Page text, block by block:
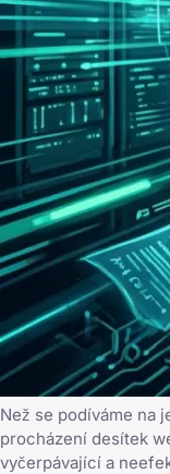
Než se podíváme na
procházení desítek
vyčerpávající a